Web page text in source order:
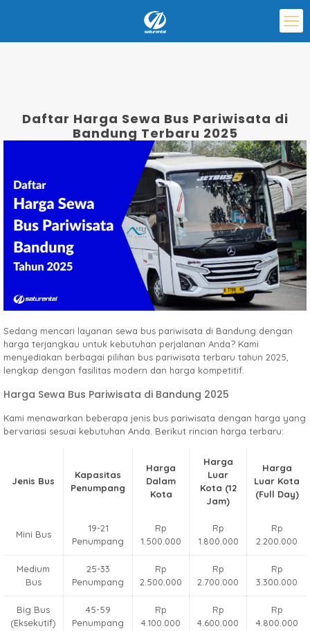
Daftar Harga Sewa Bus Pariwisata di
Bandung Terbaru 2025
Sedang mencari layanan sewa bus pariwisata di Bandung dengan
harga terjangkau untuk kebutuhan perjalanan Anda? Kami
menyediakan berbagai pilihan bus pariwisata terbaru tahun 2025,
lengkap dengan fasilitas modern dan harga kompetitif.
Harga Sewa Bus Pariwisata di Bandung 2025
Kami menawarkan beberapa jenis bus pariwisata dengan harga yang
bervariasi sesuai kebutuhan Anda. Berikut rincian harga terbaru:
Jenis Bus
Kapasitas
Penumpang
Harga
Dalam
Kota
Harga
Luar
Kota (12
Jam)
Harga
Luar Kota
(Full Day)
Mini Bus
19-21
Penumpang
Rp
1.500.000
Rp
1.800.000
Rp
2.200.000
Medium
Bus
25-33
Penumpang
Rp
2.500.000
Rp
2.700.000
Rp
3.300.000
Big Bus
(Eksekutif)
45-59
Penumpang
Rp
4.100.000
Rp
4.600.000
Rp
4.800.000